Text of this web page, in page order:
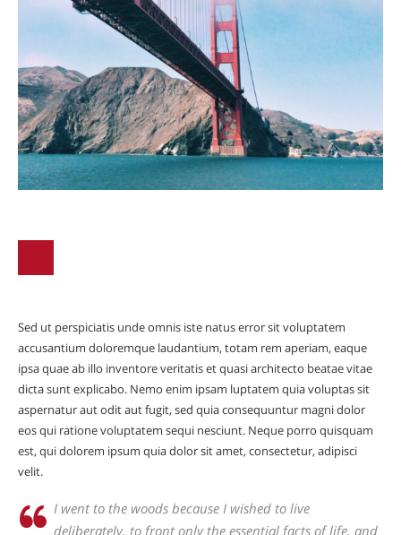
Sed ut perspiciatis unde omnis iste natus error sit voluptatem
accusantium doloremque laudantium, totam rem aperiam, eaque
ipsa quae ab illo inventore veritatis et quasi architecto beatae vitae
dicta sunt explicabo. Nemo enim ipsam luptatem quia voluptas sit
aspernatur aut odit aut fugit, sed quia consequuntur magni dolor
eos qui ratione voluptatem sequi nesciunt. Neque porro quisquam
est, qui dolorem ipsum quia dolor sit amet, consectetur, adipisci
velit.
I went to the woods because I wished to live
deliberately, to front only the essential facts of life, and